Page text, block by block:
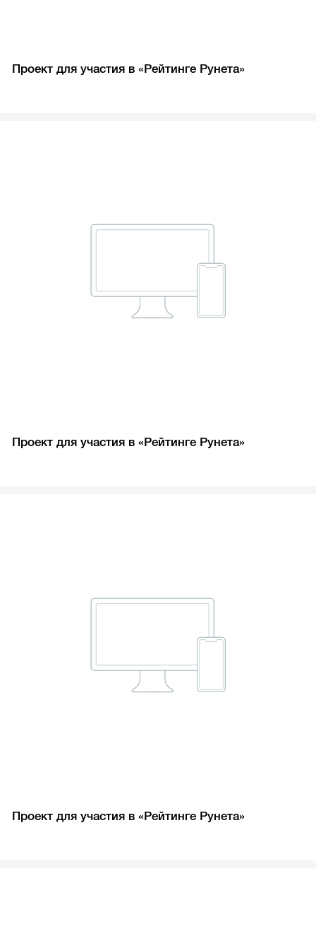
Проект для участия в «Рейтинге Рунета»
Проект для участия в «Рейтинге Рунета»
Проект для участия в «Рейтинге Рунета»